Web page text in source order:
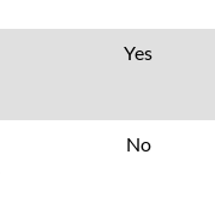
Yes
No